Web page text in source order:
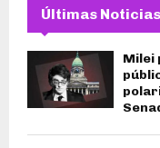
Últimas Noticias
Milei